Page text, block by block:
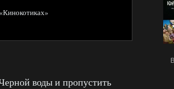
воды и пропустить